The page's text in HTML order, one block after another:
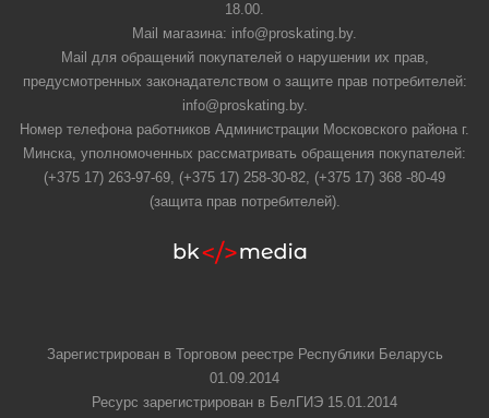
18.00.
Mail магазина: info@proskating.by.
Mail для обращений покупателей о нарушении их прав,
предусмотренных законадателством о защите прав потребителей:
info@proskating.by.
Номер телефона работников Администрации Московского района г.
Минска, уполномоченных рассматривать обращения покупателей:
(+375 17) 263-97-69, (+375 17) 258-30-82, (+375 17) 368 -80-49
(защита прав потребителей).
Зарегистрирован в Торговом реестре Республики Беларусь
01.09.2014
Ресурс зарегистрирован в БелГИЭ 15.01.2014